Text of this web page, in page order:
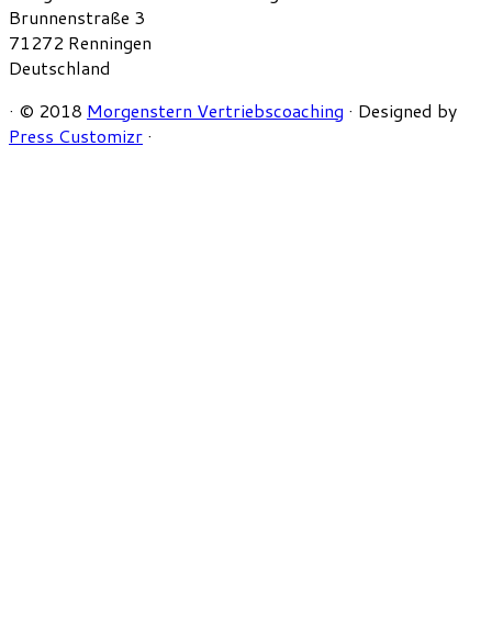
Brunnenstraße 3
71272 Renningen
Deutschland
· © 2018 Morgenstern Vertriebscoaching · Designed by
Press Customizr ·